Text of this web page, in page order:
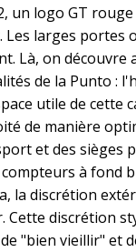
un logo GT
Les larges portes
Là, on découvre
de la Punto :
utile de cette
de manière
et des sièges
à fond
la discrétion
discrétion
"bien vieillir" et